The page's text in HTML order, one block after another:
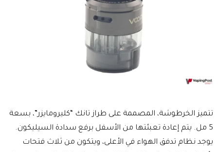
تتميز الخرطوشة، المصممة على طراز تانك “كليرومايزر”، بسعة
5 مل. يتم إعادة تعبئتها من الأسفل برفع سدادة السيليكون.
يوجد نظام تدفق الهواء في الأعلى، ويتكون من ثلاث فتحات